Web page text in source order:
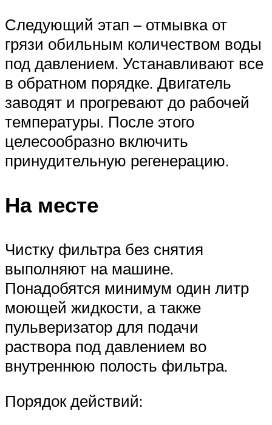
Следующий этап – отмывка от
грязи обильным количеством воды
под давлением. Устанавливают все
в обратном порядке. Двигатель
заводят и прогревают до рабочей
температуры. После этого
целесообразно включить
принудительную регенерацию.
На месте
Чистку фильтра без снятия
выполняют на машине.
Понадобятся минимум один литр
моющей жидкости, а также
пульверизатор для подачи
раствора под давлением во
внутреннюю полость фильтра.
Порядок действий: